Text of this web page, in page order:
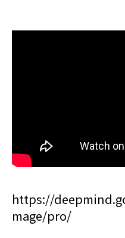
https://
mage/pro/